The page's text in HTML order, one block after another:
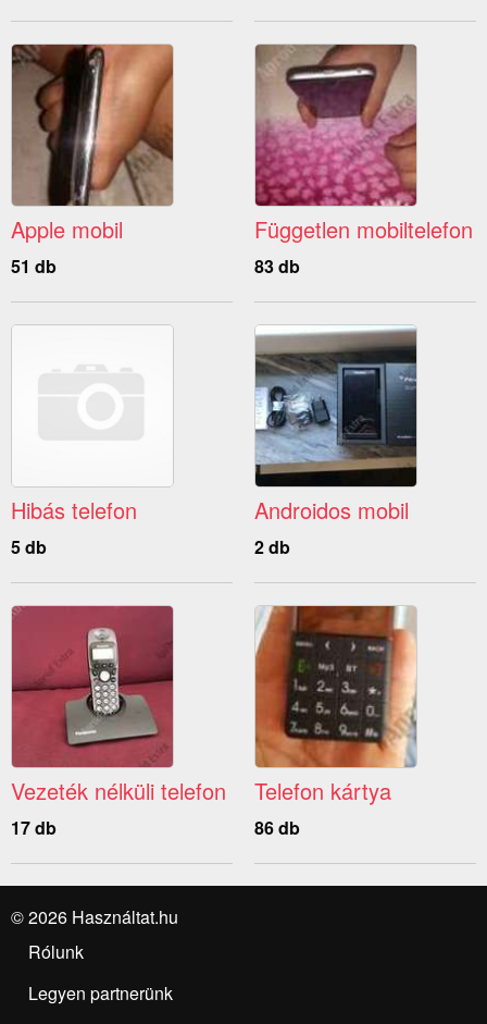
Apple mobil
51 db
Független mobiltelefon
83 db
Hibás telefon
5 db
Androidos mobil
2 db
Vezeték nélküli telefon
17 db
Telefon kártya
86 db
© 2026 Használtat.hu
Rólunk
Legyen partnerünk